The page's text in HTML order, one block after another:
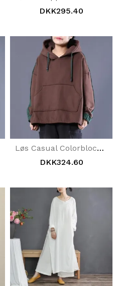
DKK295.40
Løs Casual Colorblock Split Hættetrøje
DKK324.60